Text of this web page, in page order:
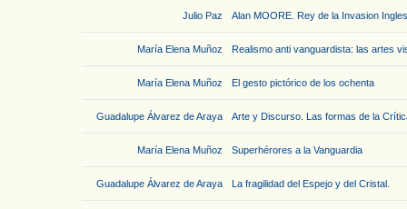
Julio Paz Alan MOORE. Rey de la Invasion
María Elena Muñoz Realismo anti vanguardista: las artes
María Elena Muñoz El gesto pictórico de los ochenta
Guadalupe Álvarez de Araya Arte y Discurso. Las formas de la
María Elena Muñoz Superhérores a la Vanguardia
Guadalupe Álvarez de Araya La fragilidad del Espejo y del Cristal.